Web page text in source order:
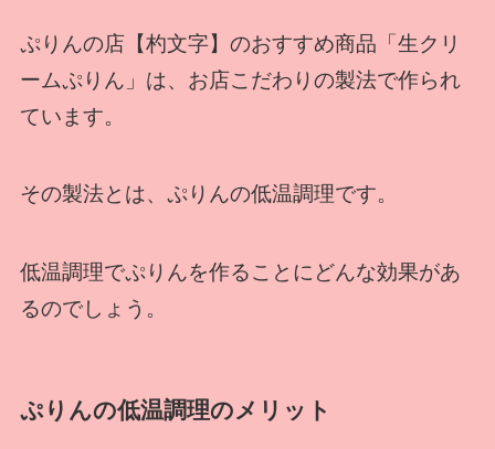
ぷりんの店【杓文字】のおすすめ商品「生クリ
ームぷりん」は、お店こだわりの製法で作られ
ています。
その製法とは、ぷりんの低温調理です。
低温調理でぷりんを作ることにどんな効果があ
るのでしょう。
ぷりんの低温調理のメリット